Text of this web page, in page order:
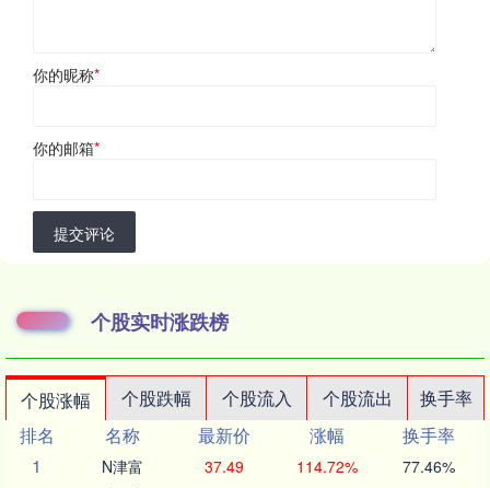
你的昵称*
你的邮箱*
提交评论
个股实时涨跌榜
个股涨幅 个股跌幅 个股流入 个股流出
换手率
排名
名称 最新价 涨幅
换手率
1
N津富 37.49 114.72% 77.46%